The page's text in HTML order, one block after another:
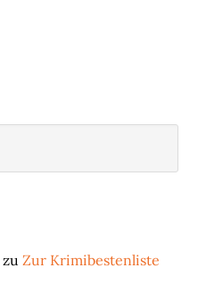
zuZur Krimibestenliste